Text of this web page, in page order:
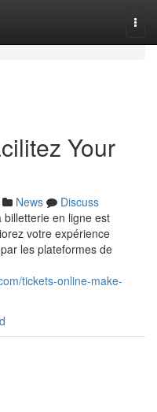
Your
News
Discuss
en ligne est
votre expérience
les plateformes de
tickets-online-make-